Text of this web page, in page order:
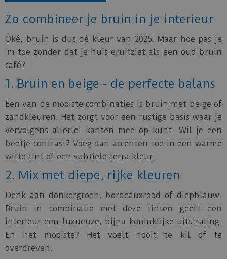
Zo combineer je bruin in je interieur
Oké, bruin is dus dé kleur van 2025. Maar hoe pas je
‘m toe zonder dat je huis eruitziet als een oud bruin
café?
1. Bruin en beige - de perfecte balans
Een van de mooiste combinaties is bruin met beige of
zandkleuren. Het zorgt voor een rustige basis waar je
vervolgens allerlei kanten mee op kunt. Wil je een
beetje contrast? Voeg dan accenten toe in een warme
witte tint of een subtiele terra kleur.
2. Mix met diepe, rijke kleuren
Denk aan donkergroen, bordeauxrood of diepblauw.
Bruin in combinatie met deze tinten geeft een
interieur een luxueuze, bijna koninklijke uitstraling.
En het mooiste? Het voelt nooit te kil of te
overdreven.